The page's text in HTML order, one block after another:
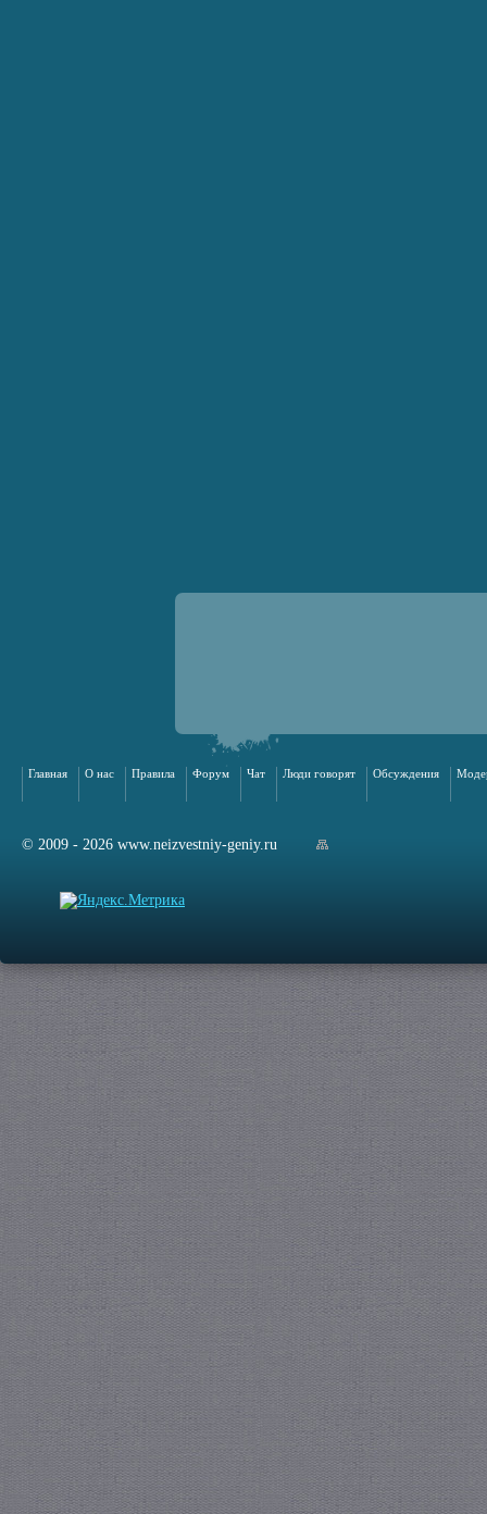
Главная О нас Правила Форум Чат Люди говорят Обсуждения
© 2009 - 2026 www.neizvestniy-geniy.ru
сайта